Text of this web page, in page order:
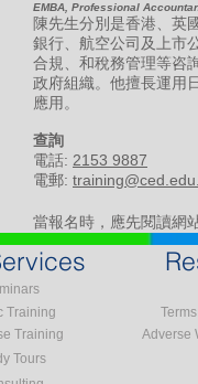
EMBA, Professional
陳先生分別是香港、英
銀行、航空公司及上市
合規、和稅務管理等咨
政府組織。他擅長運用
應用。
​查詢
電話: 2153 9887
電郵:
當報名時，應先閱讀網
Training
Training
Tours
Adverse